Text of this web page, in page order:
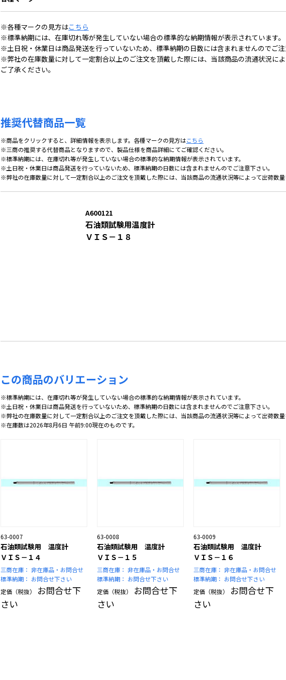
※各種マークの見方はこちら
※標準納期には、在庫切れ等が発生していない場合の標準的な納期情報が表示されています。
※土日祝・休業日は商品発送を行っていないため、標準納期の日数には含まれませんのでご
※弊社の在庫数量に対して一定割合以上のご注文を頂戴した際には、当該商品の流通状況に
ご了承ください。
推奨代替商品一覧
※商品をクリックすると、詳細情報を表示します。各種マークの見方はこちら
※三商の推奨する代替商品となりますので、製品仕様を商品詳細にてご確認ください。
※標準納期には、在庫切れ等が発生していない場合の標準的な納期情報が表示されています。
※土日祝・休業日は商品発送を行っていないため、標準納期の日数には含まれませんのでご注意下さい。
※弊社の在庫数量に対して一定割合以上のご注文を頂戴した際には、当該商品の流通状況等によって出荷数
A600121
石油類試験用温度計
ＶＩＳ－１８
この商品のバリエーション
※標準納期には、在庫切れ等が発生していない場合の標準的な納期情報が表示されています。
※土日祝・休業日は商品発送を行っていないため、標準納期の日数には含まれませんのでご注意下さい。
※弊社の在庫数量に対して一定割合以上のご注文を頂戴した際には、当該商品の流通状況等によって出荷数
※在庫数は2026年8月6日 午前9:00現在のものです。
63-0007
石油類試験用 温度計
ＶＩＳ－１４
三商在庫： 非在庫品・お問合せ
標準納期： お問合せ下さい
定価（税抜）
お問合せ下
さい
63-0008
石油類試験用 温度計
ＶＩＳ－１５
三商在庫： 非在庫品・お問合せ
標準納期： お問合せ下さい
定価（税抜）
お問合せ下
さい
63-0009
石油類試験用 温度計
ＶＩＳ－１６
三商在庫： 非在庫品・お問合せ
標準納期： お問合せ下さい
定価（税抜）
お問合せ下
さい